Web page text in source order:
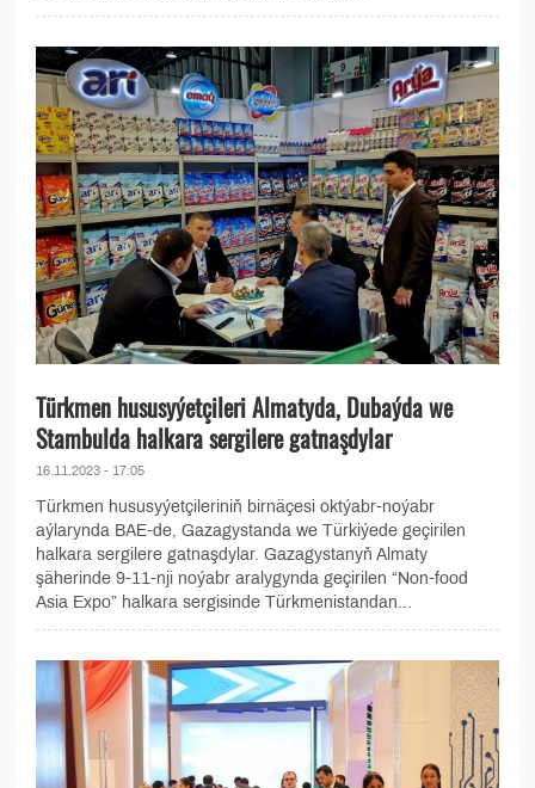
Türkmen hususyýetçileri Almatyda, Dubaýda we
Stambulda halkara sergilere gatnaşdylar
16.11.2023 - 17:05
Türkmen hususyýetçileriniň birnäçesi oktýabr-noýabr
aýlarynda BAE-de, Gazagystanda we Türkiýede geçirilen
halkara sergilere gatnaşdylar. Gazagystanyň Almaty
şäherinde 9-11-nji noýabr aralygynda geçirilen “Non-food
Asia Expo” halkara sergisinde Türkmenistandan...